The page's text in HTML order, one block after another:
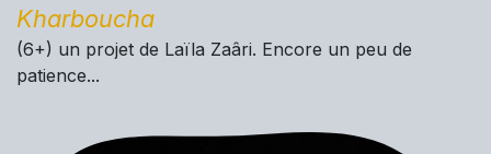
Kharboucha
(6+) un projet de Laïla Zaâri. Encore un peu de
patience...